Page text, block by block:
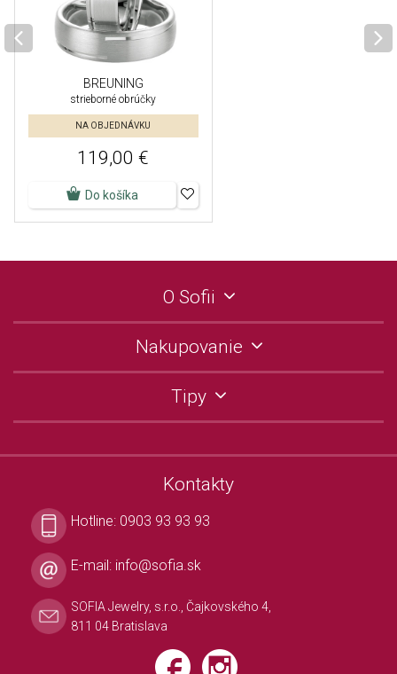
BREUNING
strieborné obrúčky
NA OBJEDNÁVKU
119,00 €
Do košíka
O Sofii
Nakupovanie
Tipy
Kontakty
Hotline: 0903 93 93 93
E-mail: info@sofia.sk
SOFIA Jewelry, s.r.o., Čajkovského 4,
811 04 Bratislava